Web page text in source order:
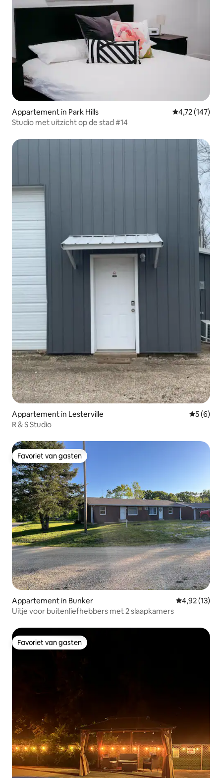
Appartement in Park Hills Gemiddelde
4,72 (147)
Studio met uitzicht op de stad #14
Appartement in Lesterville
5 (6)
R & S Studio
Favoriet van gasten
Favoriet van gasten
Appartement in Bunker Gemiddelde
4,92 (13)
Uitje voor buitenliefhebbers met 2 slaapkamers
Favoriet van gasten
Favoriet van gasten